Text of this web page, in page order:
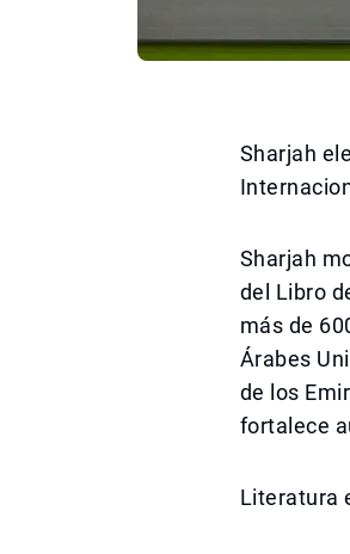
Sharjah
Sharjah
del Libro
más de
Árabes
de los
fortalece
Literatura